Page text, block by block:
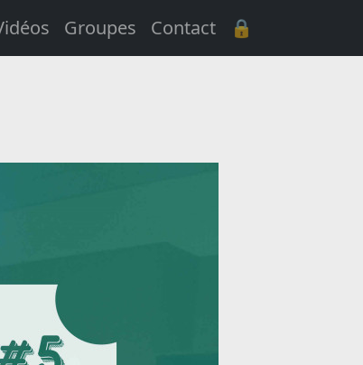
Groupes Contact 🔒